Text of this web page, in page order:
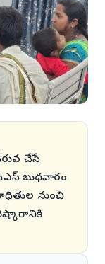
చేసే
బుధవారం
నుంచి